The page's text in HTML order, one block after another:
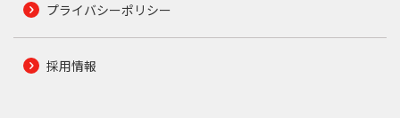
プライバシーポリシー
採用情報